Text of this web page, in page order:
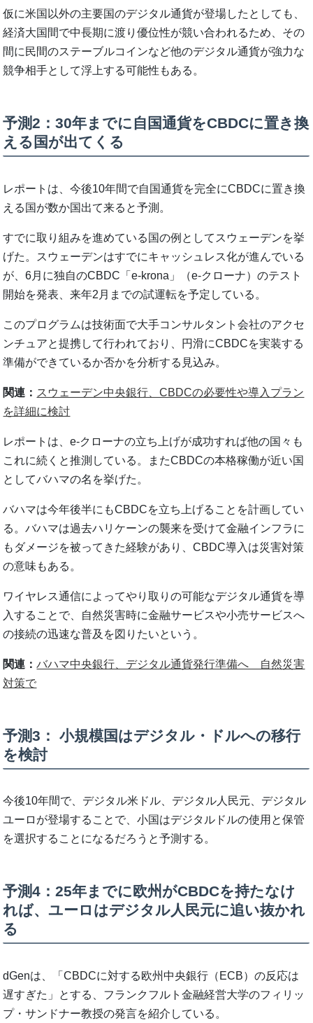
仮に米国以外の主要国のデジタル通貨が登場したとしても、
経済大国間で中長期に渡り優位性が競い合われるため、その
間に民間のステーブルコインなど他のデジタル通貨が強力な
競争相手として浮上する可能性もある。
予測2：30年までに自国通貨をCBDCに置き換
える国が出てくる
レポートは、今後10年間で自国通貨を完全にCBDCに置き換
える国が数か国出て来ると予測。
すでに取り組みを進めている国の例としてスウェーデンを挙
げた。スウェーデンはすでにキャッシュレス化が進んでいる
が、6月に独自のCBDC「e-krona」（e-クローナ）のテスト
開始を発表、来年2月までの試運転を予定している。
このプログラムは技術面で大手コンサルタント会社のアクセ
ンチュアと提携して行われており、円滑にCBDCを実装する
準備ができているか否かを分析する見込み。
関連： スウェーデン中央銀行、CBDCの必要性や導入プラン
を詳細に検討
レポートは、e-クローナの立ち上げが成功すれば他の国々も
これに続くと推測している。またCBDCの本格稼働が近い国
としてバハマの名を挙げた。
バハマは今年後半にもCBDCを立ち上げることを計画してい
る。バハマは過去ハリケーンの襲来を受けて金融インフラに
もダメージを被ってきた経験があり、CBDC導入は災害対策
の意味もある。
ワイヤレス通信によってやり取りの可能なデジタル通貨を導
入することで、自然災害時に金融サービスや小売サービスへ
の接続の迅速な普及を図りたいという。
関連：バハマ中央銀行、デジタル通貨発行準備へ 自然災害
対策で
予測3： 小規模国はデジタル・ドルへの移行
を検討
今後10年間で、デジタル米ドル、デジタル人民元、デジタル
ユーロが登場することで、小国はデジタルドルの使用と保管
を選択することになるだろうと予測する。
予測4：25年までに欧州がCBDCを持たなけ
れば、ユーロはデジタル人民元に追い抜かれ
る
dGenは、「CBDCに対する欧州中央銀行（ECB）の反応は
遅すぎた」とする、フランクフルト金融経営大学のフィリッ
プ・サンドナー教授の発言を紹介している。